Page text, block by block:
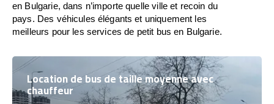
en Bulgarie, dans n’importe quelle ville et recoin du
pays. Des véhicules élégants et uniquement les
meilleurs pour les services de petit bus en Bulgarie.
Location de bus de taille moyenne avec
chauffeur